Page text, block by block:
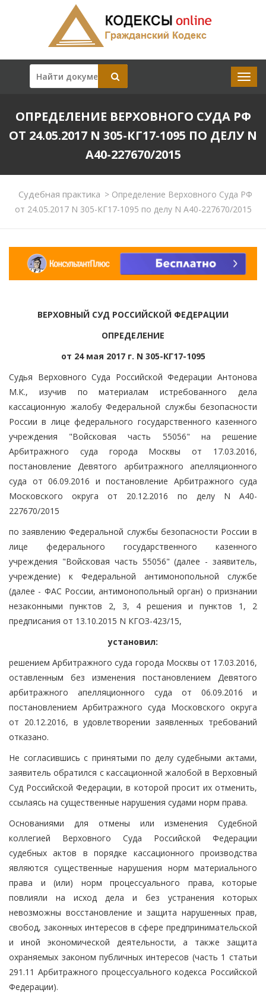
ОПРЕДЕЛЕНИЕ ВЕРХОВНОГО СУДА РФ
ОТ 24.05.2017 N 305-КГ17-1095 ПО ДЕЛУ N
А40-227670/2015
Судебная практика >Определение Верховного Суда РФ
от 24.05.2017 N 305-КГ17-1095 по делу N А40-227670/2015
ВЕРХОВНЫЙ СУД РОССИЙСКОЙ ФЕДЕРАЦИИ
ОПРЕДЕЛЕНИЕ
от 24 мая 2017 г. N 305-КГ17-1095
Судья Верховного Суда Российской Федерации Антонова
М.К., изучив по материалам истребованного дела
кассационную жалобу Федеральной службы безопасности
России в лице федерального государственного казенного
учреждения "Войсковая часть 55056" на решение
Арбитражного суда города Москвы от 17.03.2016,
постановление Девятого арбитражного апелляционного
суда от 06.09.2016 и постановление Арбитражного суда
Московского округа от 20.12.2016 по делу N А40-
227670/2015
по заявлению Федеральной службы безопасности России в
лице федерального государственного казенного
учреждения "Войсковая часть 55056" (далее - заявитель,
учреждение) к Федеральной антимонопольной службе
(далее - ФАС России, антимонопольный орган) о признании
незаконными пунктов 2, 3, 4 решения и пунктов 1, 2
предписания от 13.10.2015 N КГОЗ-423/15,
установил:
решением Арбитражного суда города Москвы от 17.03.2016,
оставленным без изменения постановлением Девятого
арбитражного апелляционного суда от 06.09.2016 и
постановлением Арбитражного суда Московского округа
от 20.12.2016, в удовлетворении заявленных требований
отказано.
Не согласившись с принятыми по делу судебными актами,
заявитель обратился с кассационной жалобой в Верховный
Суд Российской Федерации, в которой просит их отменить,
ссылаясь на существенные нарушения судами норм права.
Основаниями для отмены или изменения Судебной
коллегией Верховного Суда Российской Федерации
судебных актов в порядке кассационного производства
являются существенные нарушения норм материального
права и (или) норм процессуального права, которые
повлияли на исход дела и без устранения которых
невозможны восстановление и защита нарушенных прав,
свобод, законных интересов в сфере предпринимательской
и иной экономической деятельности, а также защита
охраняемых законом публичных интересов (часть 1 статьи
291.11 Арбитражного процессуального кодекса Российской
Федерации).